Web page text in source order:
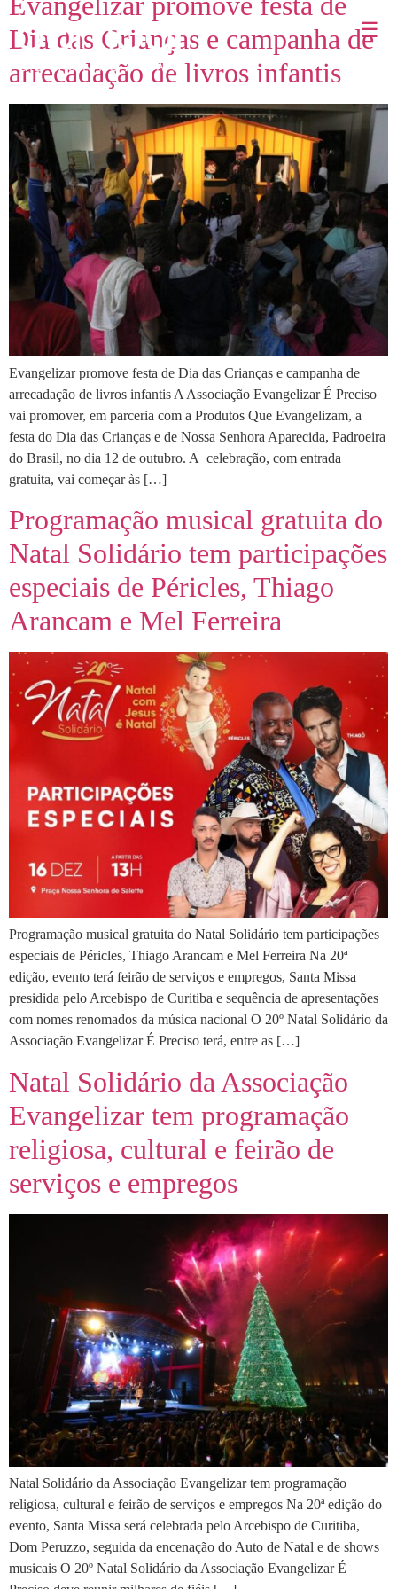
☰
Dia das Crianças e campanha de
arrecadação de livros infantis
Evangelizar promove festa de Dia das Crianças e campanha de
arrecadação de livros infantis A Associação Evangelizar É Preciso
vai promover, em parceria com a Produtos Que Evangelizam, a
festa do Dia das Crianças e de Nossa Senhora Aparecida, Padroeira
do Brasil, no dia 12 de outubro. A celebração, com entrada
gratuita, vai começar às […]
Programação musical gratuita do
Natal Solidário tem participações
especiais de Péricles, Thiago
Arancam e Mel Ferreira
Programação musical gratuita do Natal Solidário tem participações
especiais de Péricles, Thiago Arancam e Mel Ferreira Na 20ª
edição, evento terá feirão de serviços e empregos, Santa Missa
presidida pelo Arcebispo de Curitiba e sequência de apresentações
com nomes renomados da música nacional O 20º Natal Solidário da
Associação Evangelizar É Preciso terá, entre as […]
Natal Solidário da Associação
Evangelizar tem programação
religiosa, cultural e feirão de
serviços e empregos
Natal Solidário da Associação Evangelizar tem programação
religiosa, cultural e feirão de serviços e empregos Na 20ª edição do
evento, Santa Missa será celebrada pelo Arcebispo de Curitiba,
Dom Peruzzo, seguida da encenação do Auto de Natal e de shows
musicais O 20º Natal Solidário da Associação Evangelizar É